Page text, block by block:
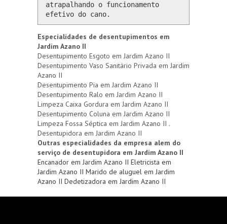
atrapalhando o funcionamento
efetivo do cano.
Especialidades de desentupimentos em
Jardim Azano II
Desentupimento Esgoto em Jardim Azano II
Desentupimento Vaso Sanitário Privada em Jardim
Azano II
Desentupimento Pia em Jardim Azano II
Desentupimento Ralo em Jardim Azano II
Limpeza Caixa Gordura em Jardim Azano II
Desentupimento Coluna em Jardim Azano II
Limpeza Fossa Séptica em Jardim Azano II .
Desentupidora em Jardim Azano II
Outras especialidades da empresa alem do
serviço de desentupidora em Jardim Azano II
Encanador em Jardim Azano II Eletricista em
Jardim Azano II Marido de aluguel em Jardim
Azano II Dedetizadora em Jardim Azano II